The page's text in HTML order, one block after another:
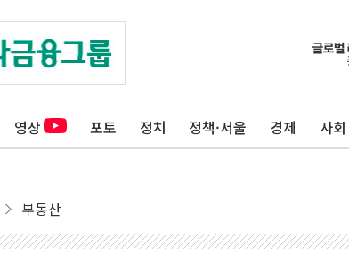
영상 포토 정치 정책·서울 경제 사회
부동산